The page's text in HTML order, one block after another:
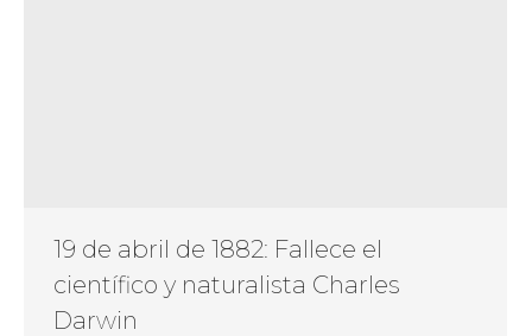
19 de abril de 1882: Fallece el
científico y naturalista Charles
Darwin